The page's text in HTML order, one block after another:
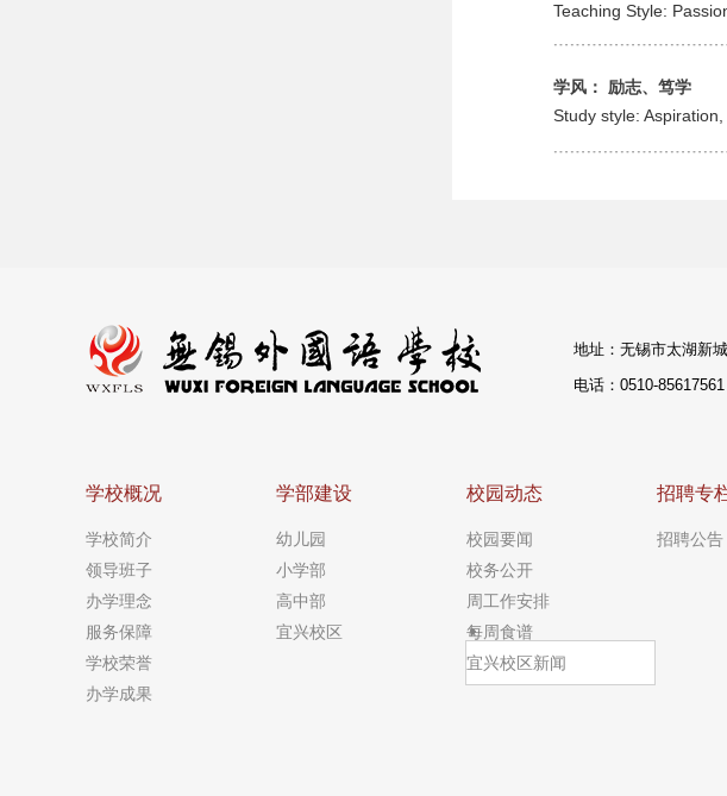
Teaching Style:
学风： 励志、笃学
Study style:
地址：无锡市太湖新
电话：0510-85617561
学校概况
学校简介
领导班子
办学理念
服务保障
学校荣誉
办学成果
学部建设
幼儿园
小学部
高中部
宜兴校区
宜兴校区新闻
校园动态
校园要闻
校务公开
周工作安排
每周食谱
招聘专
招聘公告